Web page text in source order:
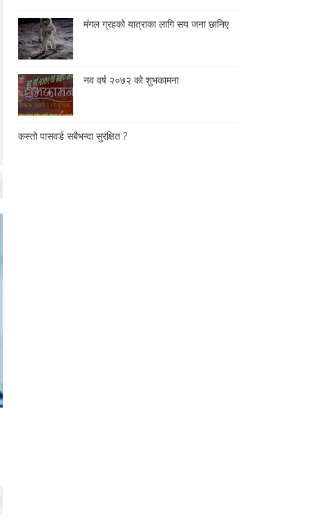
मंगल ग्रहको यात्राका लागि सय जना छानिए
नव वर्ष २०७२ को शुभकामना
कस्तो पासवर्ड सबैभन्दा सुरक्षित ?